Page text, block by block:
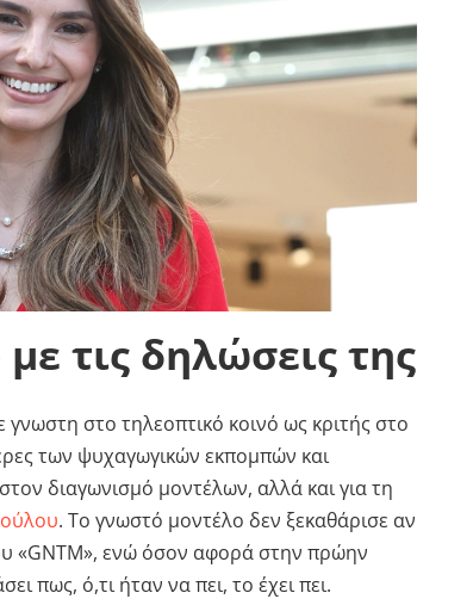
με τις δηλώσεις της
γνωστη στο τηλεοπτικό κοινό ως κριτής στο
των ψυχαγωγικών εκπομπών και
διαγωνισμό μοντέλων, αλλά και για τη
. Το γνωστό μοντέλο δεν ξεκαθάρισε αν
«GNTM», ενώ όσον αφορά στην πρώην
πως, ό,τι ήταν να πει, το έχει πει.